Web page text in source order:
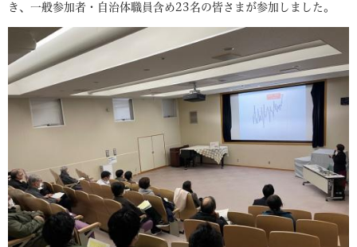
き、一般参加者・自治体職員含め23名の皆さまが参加しました。